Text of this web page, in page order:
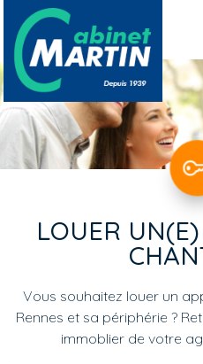
Aller au contenu principal
LOUER
Vous souhaitez louer un
Rennes et sa périphérie ?
immoblier de votre